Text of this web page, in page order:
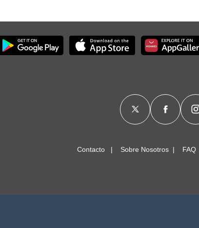
Contacto Sobre Nosotros FAQ